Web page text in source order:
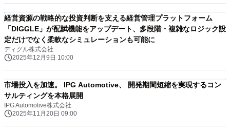
経営資源の戦略的な投資判断を支える経営管理プラットフォーム
「DIGGLE」が配賦機能をアップデート、多段階・複雑なロジック設
定だけでなく柔軟なシミュレーションも可能に
ディグル株式会社
2025年12月9日 10:00
市場投入を加速。 IPG Automotive、 開発期間短縮を実現するコン
サルティングを本格展開
IPG Automotive株式会社
2025年11月20日 09:00